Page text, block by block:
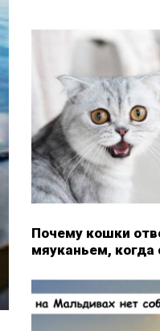
Почему кошки
мяуканьем, когда